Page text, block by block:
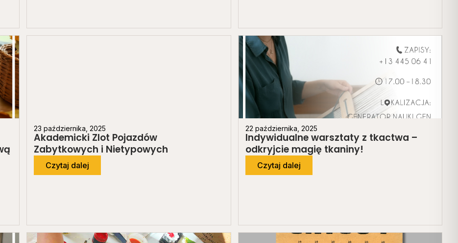
23 października, 2025
Akademicki Zlot Pojazdów
Zabytkowych i Nietypowych
Czytaj dalej
22 października, 2025
Indywidualne warsztaty z tkactwa –
odkryjcie magię tkaniny!
Czytaj dalej